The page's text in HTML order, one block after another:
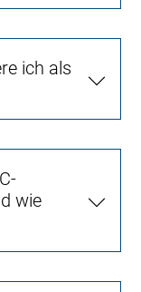
ich als
wie